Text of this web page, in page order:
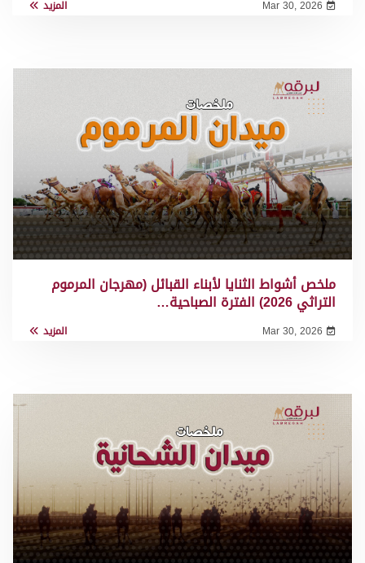
Mar 30, 2026 المزيد
ملخص أشواط الثنايا لأبناء القبائل (مهرجان المرموم
التراثي 2026) الفترة الصباحية…
Mar 30, 2026 المزيد